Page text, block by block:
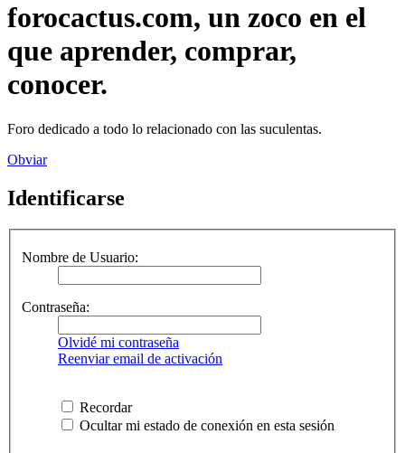
forocactus.com, un zoco en el
que aprender, comprar,
conocer.
Foro dedicado a todo lo relacionado con las suculentas.
Obviar
Identificarse
Nombre de Usuario:
Contraseña:
Olvidé mi contraseña
Reenviar email de activación
Recordar
Ocultar mi estado de conexión en esta sesión